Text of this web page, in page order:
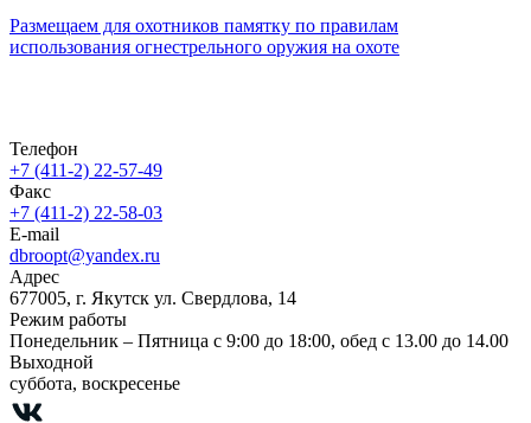
Размещаем для охотников памятку по правилам
использования огнестрельного оружия на охоте
Телефон
+7 (411-2) 22-57-49
Факс
+7 (411-2) 22-58-03
E-mail
dbroopt@yandex.ru
Адрес
677005, г. Якутск ул. Свердлова, 14
Режим работы
Понедельник – Пятница с 9:00 до 18:00, обед с 13.00 до 14.00
Выходной
суббота, воскресенье